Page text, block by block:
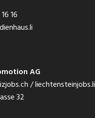
16
AG
/ liechtensteinjobs.li
32